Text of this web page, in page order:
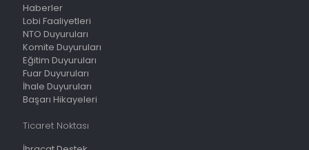
Haberler
Lobi Faaliyetleri
NTO Duyuruları
Komite Duyuruları
Eğitim Duyuruları
Fuar Duyuruları
İhale Duyuruları
Başarı Hikayeleri
Ticaret Noktası